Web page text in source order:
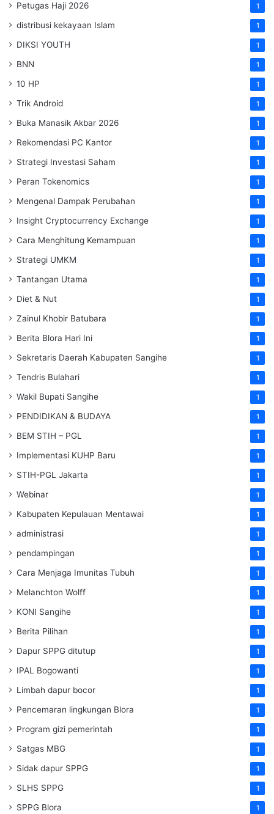
Petugas Haji 2026 1
distribusi kekayaan Islam 1
DIKSI YOUTH 1
BNN 1
10 HP 1
Trik Android 1
Buka Manasik Akbar 2026 1
Rekomendasi PC Kantor 1
Strategi Investasi Saham 1
Peran Tokenomics 1
Mengenal Dampak Perubahan 1
Insight Cryptocurrency Exchange 1
Cara Menghitung Kemampuan 1
Strategi UMKM 1
Tantangan Utama 1
Diet & Nut 1
Zainul Khobir Batubara 1
Berita Blora Hari Ini 1
Sekretaris Daerah Kabupaten Sangihe 1
Tendris Bulahari 1
Wakil Bupati Sangihe 1
PENDIDIKAN & BUDAYA 1
BEM STIH – PGL 1
Implementasi KUHP Baru 1
STIH-PGL Jakarta 1
Webinar 1
Kabupaten Kepulauan Mentawai 1
administrasi 1
pendampingan 1
Cara Menjaga Imunitas Tubuh 1
Melanchton Wolff 1
KONI Sangihe 1
Berita Pilihan 1
Dapur SPPG ditutup 1
IPAL Bogowanti 1
Limbah dapur bocor 1
Pencemaran lingkungan Blora 1
Program gizi pemerintah 1
Satgas MBG 1
Sidak dapur SPPG 1
SLHS SPPG 1
SPPG Blora 1